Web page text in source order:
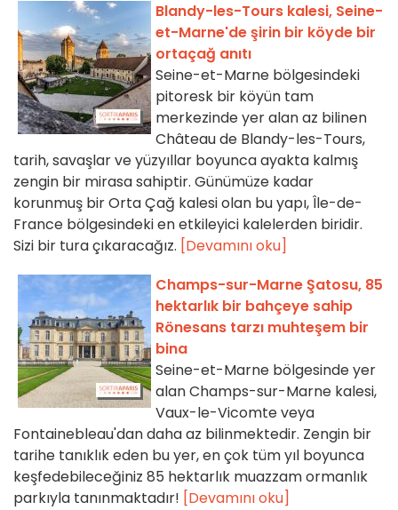
Blandy-les-Tours kalesi, Seine-
et-Marne'de şirin bir köyde bir
ortaçağ anıtı
Seine-et-Marne bölgesindeki
pitoresk bir köyün tam
merkezinde yer alan az bilinen
Château de Blandy-les-Tours,
tarih, savaşlar ve yüzyıllar boyunca ayakta kalmış
zengin bir mirasa sahiptir. Günümüze kadar
korunmuş bir Orta Çağ kalesi olan bu yapı, Île-de-
France bölgesindeki en etkileyici kalelerden biridir.
Sizi bir tura çıkaracağız. [Devamını oku]
Champs-sur-Marne Şatosu, 85
hektarlık bir bahçeye sahip
Rönesans tarzı muhteşem bir
bina
Seine-et-Marne bölgesinde yer
alan Champs-sur-Marne kalesi,
Vaux-le-Vicomte veya
Fontainebleau'dan daha az bilinmektedir. Zengin bir
tarihe tanıklık eden bu yer, en çok tüm yıl boyunca
keşfedebileceğiniz 85 hektarlık muazzam ormanlık
parkıyla tanınmaktadır! [Devamını oku]